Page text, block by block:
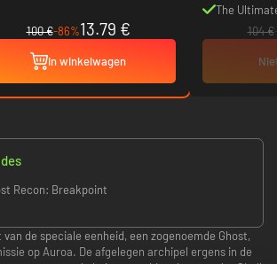
100 €-86%13.79 €
In winkelwagen
The
104 €
Recon: Breakpoint
de speciale eenheid, een zogenoemde Ghost,
op Auroa. De afgelegen archipel ergens in de